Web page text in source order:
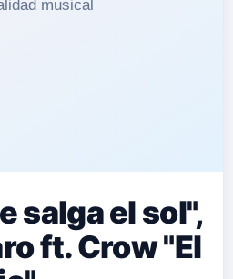
salga el sol",
ft. Crow "El